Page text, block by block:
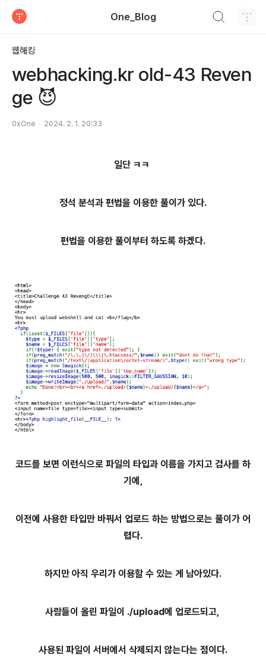
One_Blog
웹해킹
webhacking.kr old-43 Reven
ge 😈
0xOne 2024. 2. 1. 20:33
일단 ㅋㅋ
정석 분석과 편법을 이용한 풀이가 있다.
편법을 이용한 풀이부터 하도록 하겠다.
코드를 보면 이런식으로 파일의 타입과 이름을 가지고 검사를 하
기에,
이전에 사용한 타입만 바꿔서 업로드 하는 방법으로는 풀이가 어
렵다.
하지만 아직 우리가 이용할 수 있는 게 남아있다.
사람들이 올린 파일이 ./upload에 업로드되고,
사용된 파일이 서버에서 삭제되지 않는다는 점이다.